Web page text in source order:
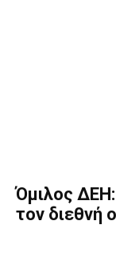
Όμιλος ΔΕΗ:
τον διεθνή